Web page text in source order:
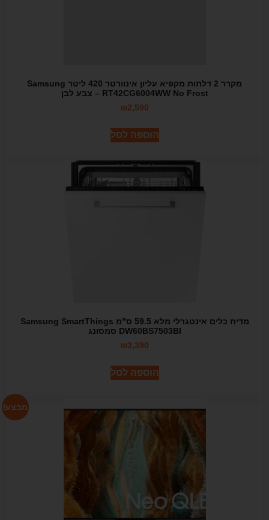
מקרר 2 דלתות מקפיא עליון אינוורטר 420 ליטר Samsung
RT42CG6004WW No Frost – צבע לבן
₪2,590
הוספה לסל
מדיח כלים אינטגרלי מלא 59.5 ס"מ Samsung SmartThings
DW60BS7503BI סמסונג
₪3,390
הוספה לסל
מבצע!